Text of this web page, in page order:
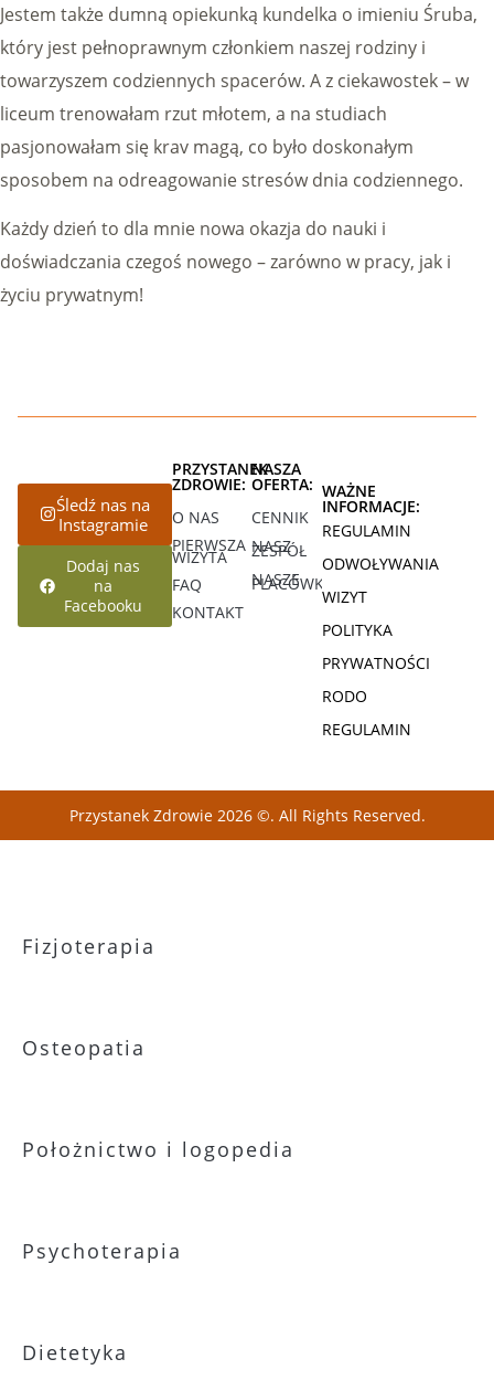
Jestem także dumną opiekunką kundelka o imieniu Śruba,
który jest pełnoprawnym członkiem naszej rodziny i
towarzyszem codziennych spacerów. A z ciekawostek – w
liceum trenowałam rzut młotem, a na studiach
pasjonowałam się krav magą, co było doskonałym
sposobem na odreagowanie stresów dnia codziennego.
Każdy dzień to dla mnie nowa okazja do nauki i
doświadczania czegoś nowego – zarówno w pracy, jak i
życiu prywatnym!
Śledź nas na
Instagramie
Dodaj nas
na
Facebooku
PRZYSTANEK
ZDROWIE:
O NAS
PIERWSZA
WIZYTA
FAQ
KONTAKT
NASZA
OFERTA:
CENNIK
NASZ
ZESPÓŁ
NASZE
PLACÓWKI
WAŻNE
INFORMACJE:
REGULAMIN
ODWOŁYWANIA
WIZYT
POLITYKA
PRYWATNOŚCI
RODO
REGULAMIN
Przystanek Zdrowie 2026 ©. All Rights Reserved.
Fizjoterapia
Osteopatia
Położnictwo i logopedia
Psychoterapia
Dietetyka